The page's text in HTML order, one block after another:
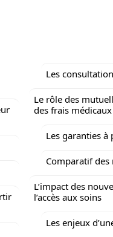
Les
Le rôle des
des frais médicaux
Les garanties
Comparatif
L’impact des
l’accès aux soins
Les enjeux